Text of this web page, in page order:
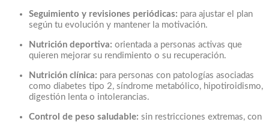
Seguimiento y revisiones periódicas: para ajustar el plan
según tu evolución y mantener la motivación.
Nutrición deportiva: orientada a personas activas que
quieren mejorar su rendimiento o su recuperación.
Nutrición clínica: para personas con patologías asociadas
como diabetes tipo 2, síndrome metabólico, hipotiroidismo,
digestión lenta o intolerancias.
Control de peso saludable: sin restricciones extremas, con